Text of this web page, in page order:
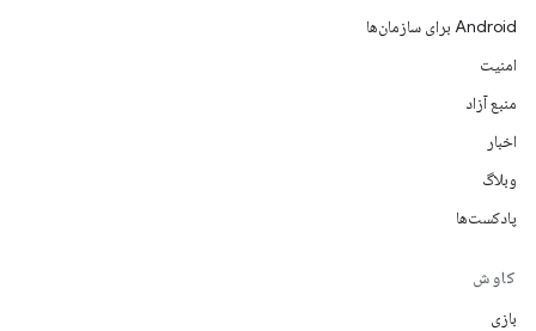
Android برای سازمان‌ها
امنیت
منبع آزاد
اخبار
وبلاگ
پادکست‌ها
کاوش
بازی